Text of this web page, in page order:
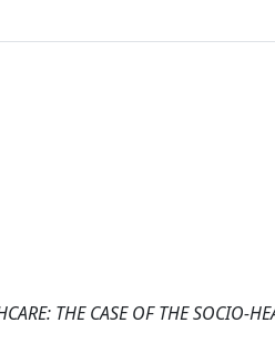
THE CASE OF THE SOCIO-